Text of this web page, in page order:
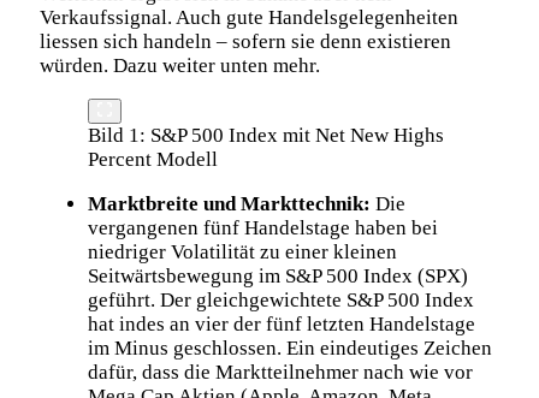
Verkaufssignal. Auch gute Handelsgelegenheiten
liessen sich handeln – sofern sie denn existieren
würden. Dazu weiter unten mehr.
Bild 1: S&P 500 Index mit Net New Highs
Percent Modell
Marktbreite und Markttechnik: Die
vergangenen fünf Handelstage haben bei
niedriger Volatilität zu einer kleinen
Seitwärtsbewegung im S&P 500 Index (SPX)
geführt. Der gleichgewichtete S&P 500 Index
hat indes an vier der fünf letzten Handelstage
im Minus geschlossen. Ein eindeutiges Zeichen
dafür, dass die Marktteilnehmer nach wie vor